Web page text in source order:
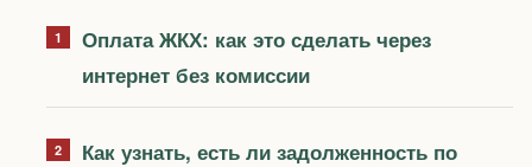
Оплата ЖКХ: как это сделать через
интернет без комиссии
Как узнать, есть ли задолженность по